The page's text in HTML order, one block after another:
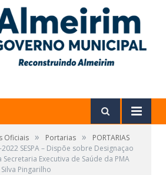
Oficiais » Portarias »
PORTARIAS
SESPA – Dispõe sobre Designaçao
Executiva de Saúde da PMA
Pingarilho